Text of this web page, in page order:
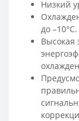
Низкий
до –10°С.
Высокая